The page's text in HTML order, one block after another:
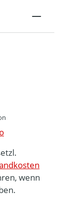
wenn